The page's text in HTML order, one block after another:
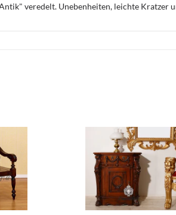
veredelt. Unebenheiten, leichte Kratzer